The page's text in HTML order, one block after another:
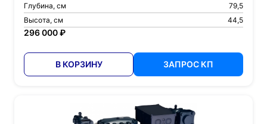
Глубина, см
79,5
Высота, см
44,5
296 000 ₽
В КОРЗИНУ ЗАПРОС КП